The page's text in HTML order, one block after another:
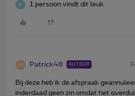
1 persoon vindt dit leuk
P Patrick48 AUTEUR
Bij deze heb ik de afspraak
inderdaad geen zin omdat het